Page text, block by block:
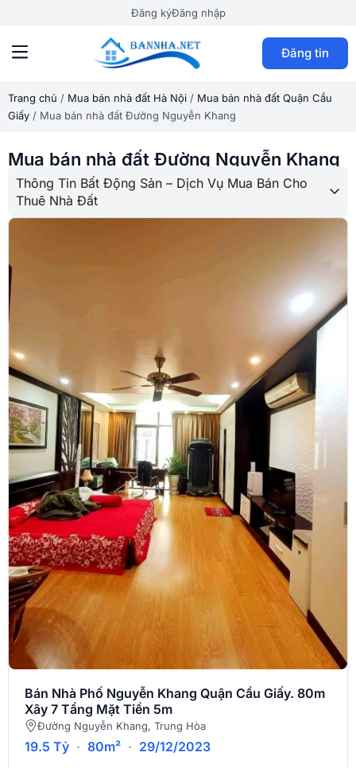
Đăng kýĐăng nhập
Đăng tin
Trang chủ / Mua bán nhà đất Hà Nội / Mua bán nhà đất Quận Cầu
Giấy / Mua bán nhà đất Đường Nguyễn Khang
Mua bán nhà đất Đường Nguyễn Khang
Thông Tin Bất Động Sản – Dịch Vụ Mua Bán Cho
Thuê Nhà Đất
Bán Nhà Phố Nguyễn Khang Quận Cầu Giấy. 80m
Xây 7 Tầng Mặt Tiền 5m
Đường Nguyễn Khang, Trung Hòa
19.5 Tỷ · 80m² · 29/12/2023